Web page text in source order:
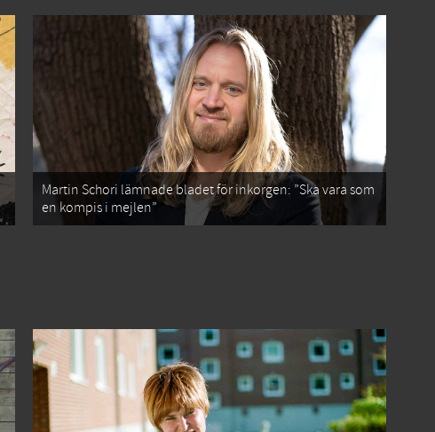
Martin Schori lämnade bladet för inkorgen: ”Ska vara som
en kompis i mejlen”